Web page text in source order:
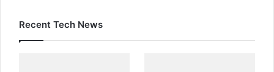
Recent Tech News